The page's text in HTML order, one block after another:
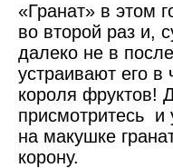
«Гранат» в этом
во второй раз и,
далеко не в
устраивают его в
короля фруктов!
присмотритесь и
на макушке
корону.